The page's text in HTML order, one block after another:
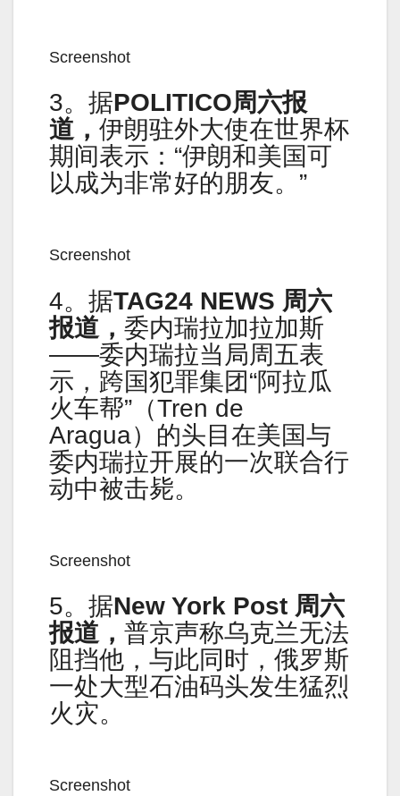
Screenshot
3。据POLITICO周六报
道， 伊朗驻外大使在世界杯
期间表示：“伊朗和美国可
以成为非常好的朋友。”
Screenshot
4。据TAG24 NEWS 周六
报道， 委内瑞拉加拉加斯
——委内瑞拉当局周五表
示，跨国犯罪集团“阿拉瓜
火车帮”（Tren de
Aragua）的头目在美国与
委内瑞拉开展的一次联合行
动中被击毙。
Screenshot
5。据New York Post 周六
报道， 普京声称乌克兰无法
阻挡他，与此同时，俄罗斯
一处大型石油码头发生猛烈
火灾。
Screenshot